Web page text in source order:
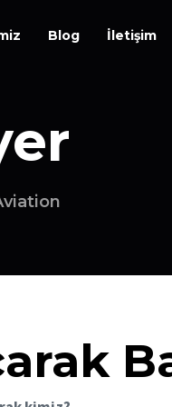
Blog İletişim